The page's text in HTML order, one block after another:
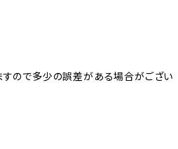
ので多少の誤差がある場合がござい